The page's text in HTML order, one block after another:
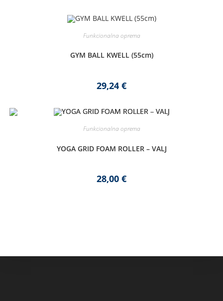
15,95 €
29,95 €
Funkcionalna oprema
GYM BALL KWELL (55cm)
29,24 €
Funkcionalna oprema
YOGA GRID FOAM ROLLER – VALJ
28,00 €